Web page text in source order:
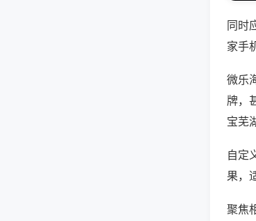
同时
家手
微乐
牌，
宝芜
自定
果，
聚焦